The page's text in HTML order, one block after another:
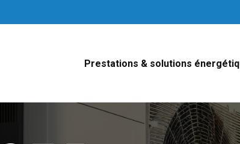
Prestations & solutions
Installation système de chauffage
Installation de système de